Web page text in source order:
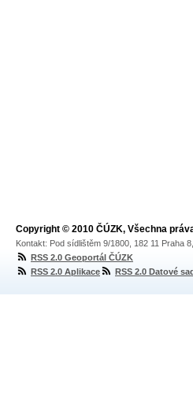
Copyright © 2010 ČÚZK, Všechna
Kontakt: Pod sídlištěm 9/1800, 182 11 Praha
RSS 2.0 Geoportál ČÚZK
RSS 2.0 Aplikace
RSS 2.0 Datové